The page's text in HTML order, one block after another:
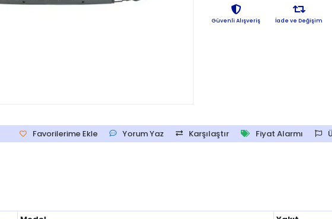
Güvenli Alışveriş İade ve Değişim
Favorilerime Ekle Yorum Yaz Karşılaştır Fiyat Alarmı